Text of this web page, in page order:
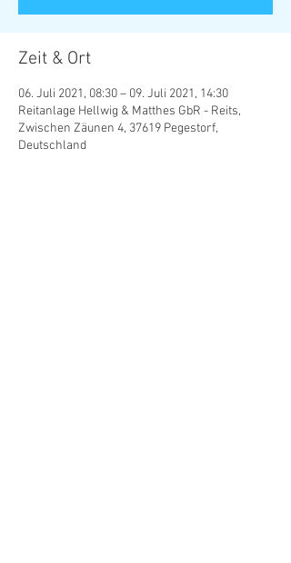
Zeit & Ort
06. Juli 2021, 08:30 – 09. Juli 2021, 14:30
Reitanlage Hellwig & Matthes GbR - Reits,
Zwischen Zäunen 4, 37619 Pegestorf,
Deutschland